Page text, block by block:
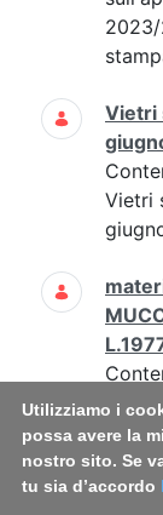
Vietri
Vietri
1977
Carla
Utilizziamo i
possa avere la
nostro sito. Se
tu sia d’accordo